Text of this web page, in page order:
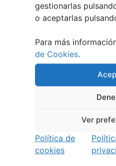
gestionarlas
o aceptarlas
Para más
de Cookies.
Ver
Política de
cookies